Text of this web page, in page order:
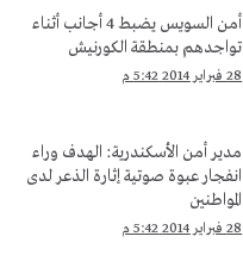
أمن السويس يضبط 4 أجانب أثناء
تواجدهم بمنطقة الكورنيش
28 فبراير 2014 5:42 م
مدير أمن الأسكندرية: الهدف وراء
انفجار عبوة صوتية إثارة الذعر لدى
المواطنين
28 فبراير 2014 5:42 م